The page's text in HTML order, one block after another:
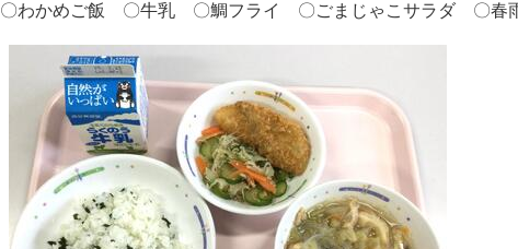
〇わかめご飯 〇牛乳 〇鯛フライ 〇ごまじゃこサラダ 〇春